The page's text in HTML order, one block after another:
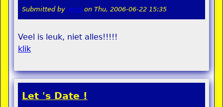
Submitted by remi on Thu, 2006-06-22 15:35
Veel is leuk, niet alles!!!!!
klik
Let 's Date !